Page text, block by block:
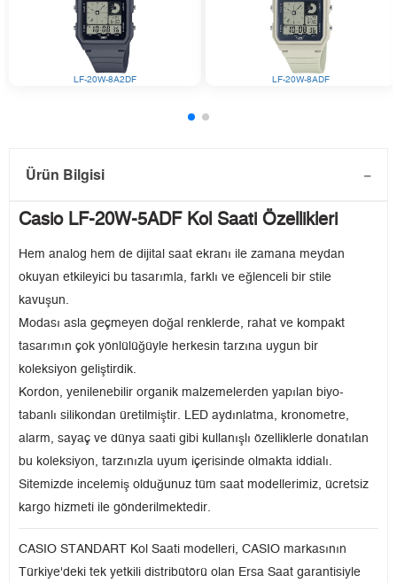
LF-20W-8A2DF LF-20W-8ADF
Ürün Bilgisi
Casio LF-20W-5ADF Kol Saati Özellikleri
Hem analog hem de dijital saat ekranı ile zamana meydan
okuyan etkileyici bu tasarımla, farklı ve eğlenceli bir stile
kavuşun.
Modası asla geçmeyen doğal renklerde, rahat ve kompakt
tasarımın çok yönlülüğüyle herkesin tarzına uygun bir
koleksiyon geliştirdik.
Kordon, yenilenebilir organik malzemelerden yapılan biyo-
tabanlı silikondan üretilmiştir. LED aydınlatma, kronometre,
alarm, sayaç ve dünya saati gibi kullanışlı özelliklerle donatılan
bu koleksiyon, tarzınızla uyum içerisinde olmakta iddialı.
Sitemizde incelemiş olduğunuz tüm saat modellerimiz, ücretsiz
kargo hizmeti ile gönderilmektedir.
CASIO STANDART Kol Saati modelleri, CASIO markasının
Türkiye'deki tek yetkili distribütörü olan Ersa Saat garantisiyle